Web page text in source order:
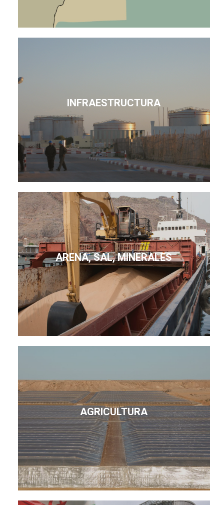
INFRAESTRUCTURA
ARENA, SAL, MINERALES
AGRICULTURA